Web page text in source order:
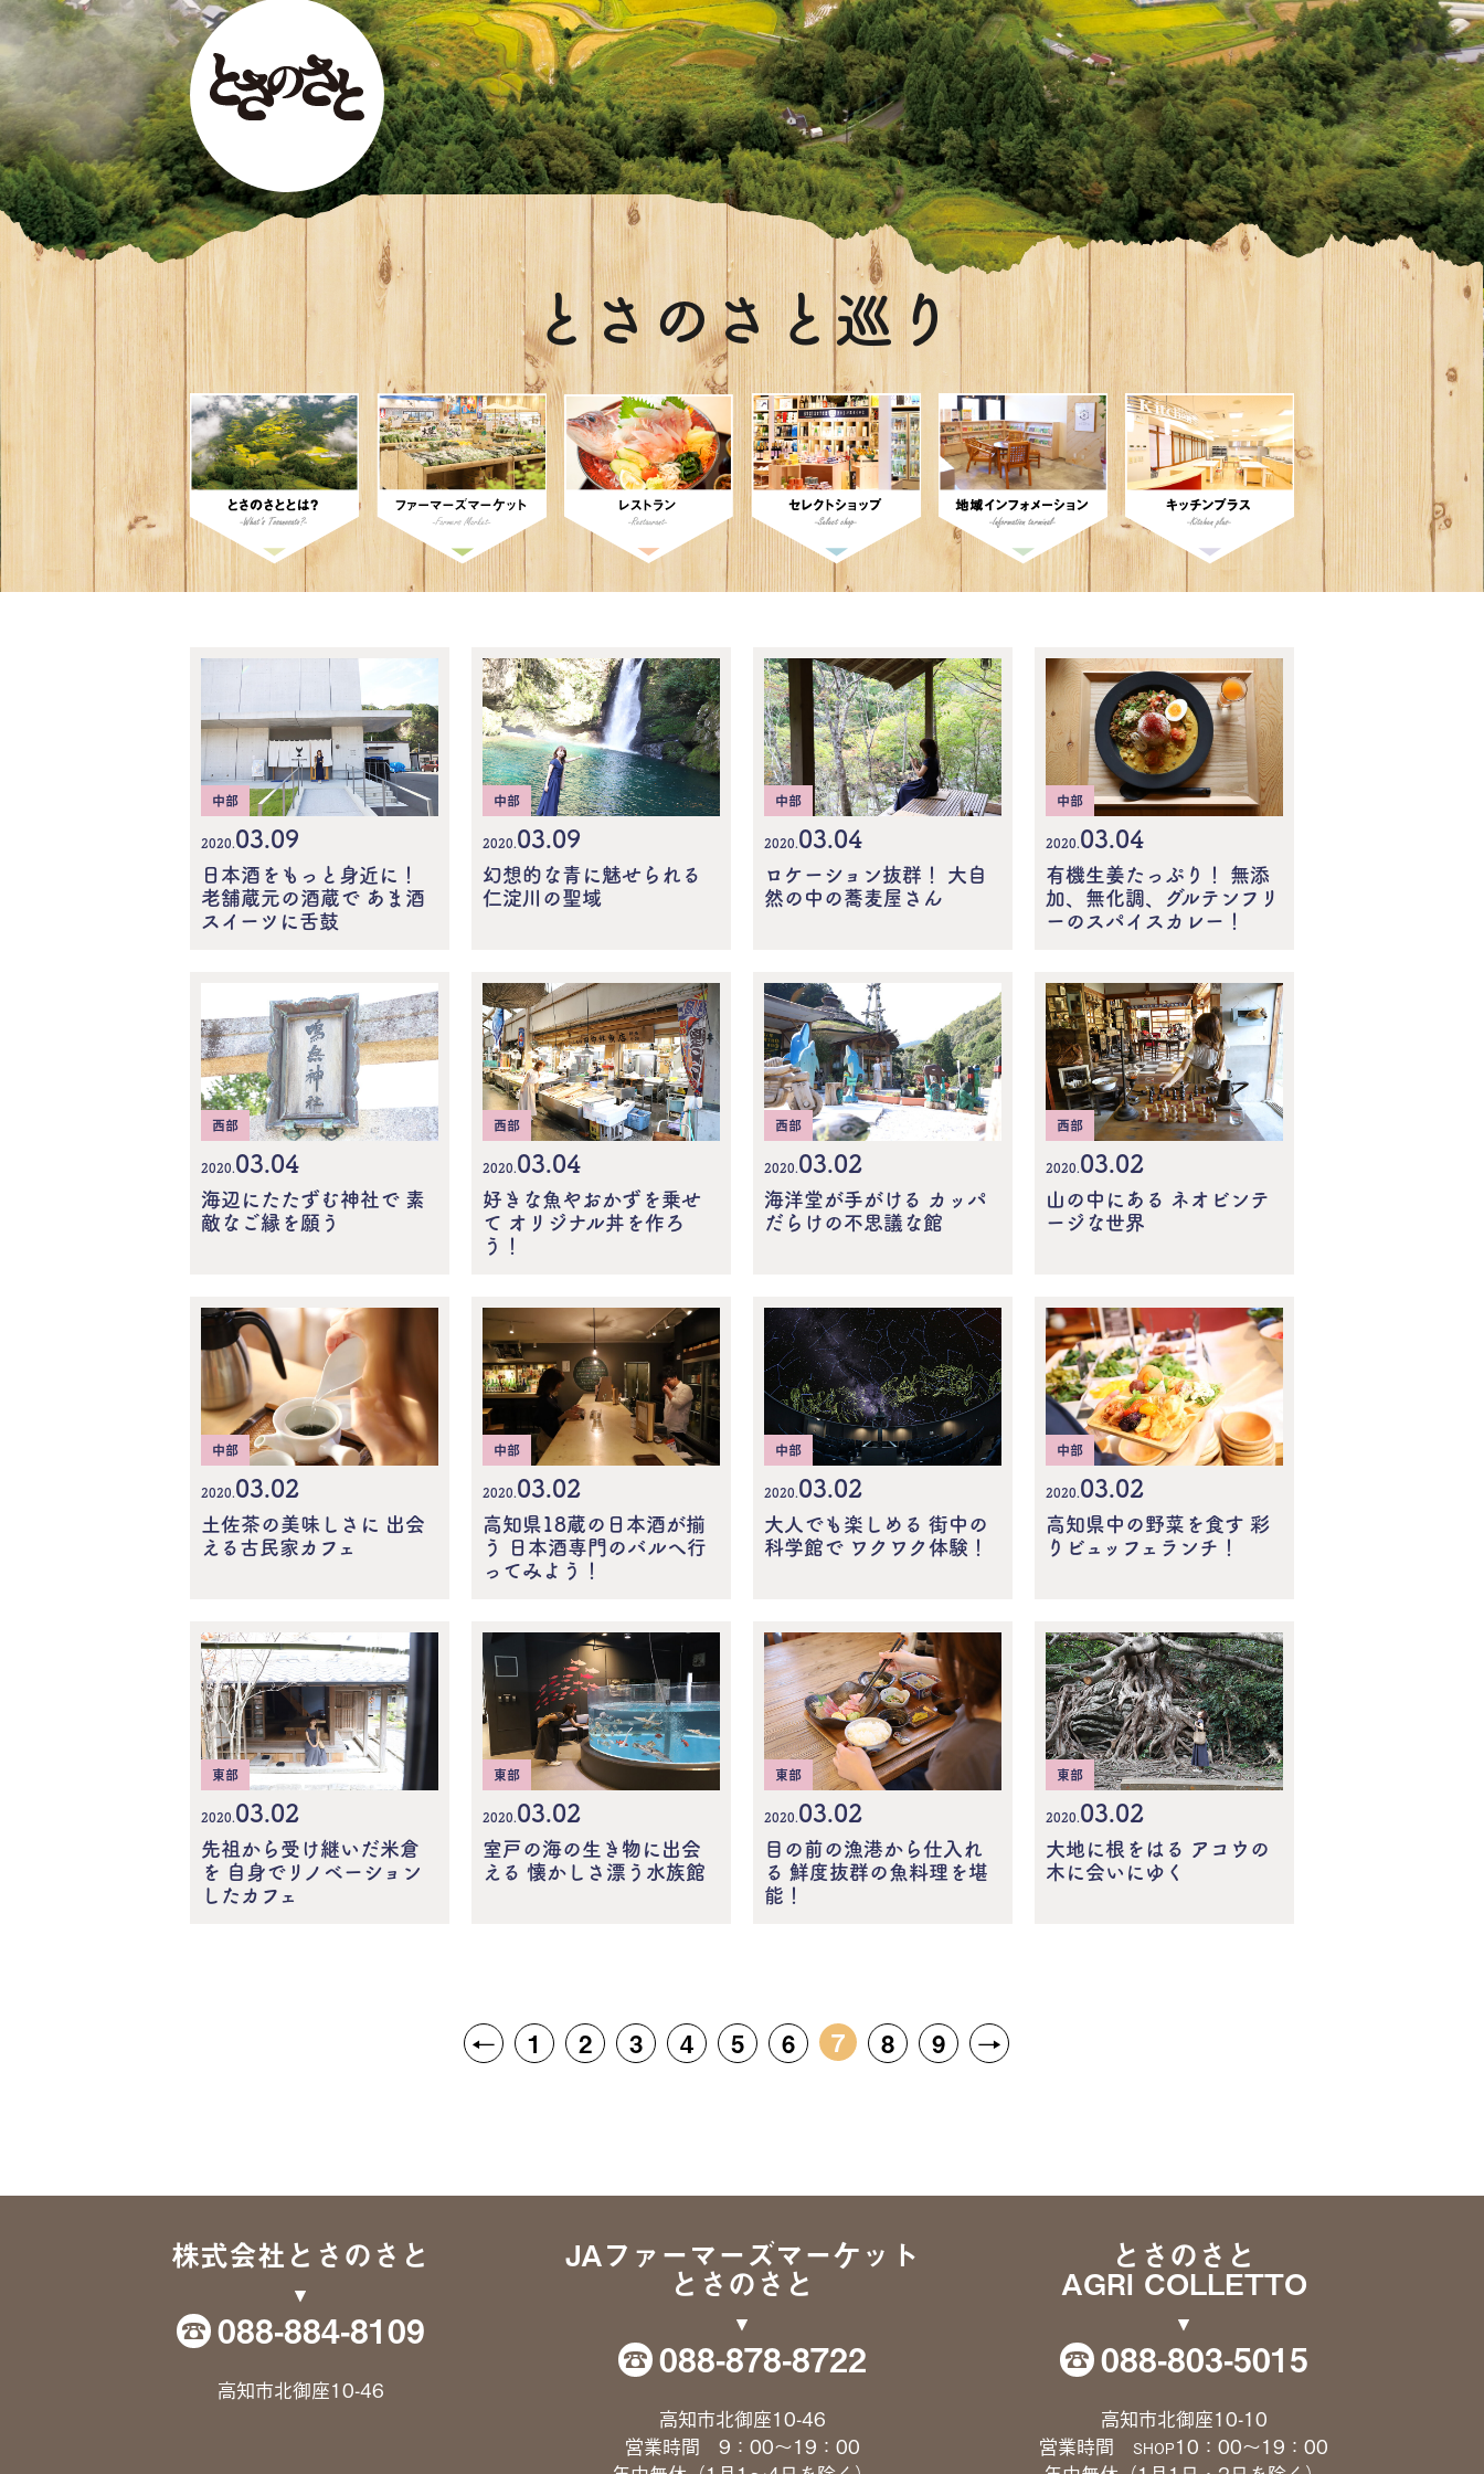
とさのさと巡り
中部
2020. 03.09
日本酒をもっと身近に！
老舗蔵元の酒蔵で あま酒
スイーツに舌鼓
中部
2020. 03.09
幻想的な青に魅せられる
仁淀川の聖域
中部
2020. 03.04
ロケーション抜群！ 大自
然の中の蕎麦屋さん
中部
2020. 03.04
有機生姜たっぷり！ 無添
加、無化調、グルテンフリ
ーのスパイスカレー！
西部
2020. 03.04
海辺にたたずむ神社で 素
敵なご縁を願う
西部
2020. 03.04
好きな魚やおかずを乗せ
て オリジナル丼を作ろ
う！
西部
2020. 03.02
海洋堂が手がける カッパ
だらけの不思議な館
西部
2020. 03.02
山の中にある ネオビンテ
ージな世界
中部
2020. 03.02
土佐茶の美味しさに 出会
える古民家カフェ
中部
2020. 03.02
高知県18蔵の日本酒が揃
う 日本酒専門のバルへ行
ってみよう！
中部
2020. 03.02
大人でも楽しめる 街中の
科学館で ワクワク体験！
中部
2020. 03.02
高知県中の野菜を食す 彩
りビュッフェランチ！
東部
2020. 03.02
先祖から受け継いだ米倉
を 自身でリノベーション
したカフェ
東部
2020. 03.02
室戸の海の生き物に出会
える 懐かしさ漂う水族館
東部
2020. 03.02
目の前の漁港から仕入れ
る 鮮度抜群の魚料理を堪
能！
東部
2020. 03.02
大地に根をはる アコウの
木に会いにゆく
← 1 2 3 4 5 6 7 8 9 →
株式会社とさのさと
088-884-8109
高知市北御座10-46
JAファーマーズマーケット
とさのさと
088-878-8722
高知市北御座10-46
営業時間 9：00〜19：00
とさのさと
AGRI COLLETTO
088-803-5015
高知市北御座10-10
営業時間
SHOP10：00〜19：00